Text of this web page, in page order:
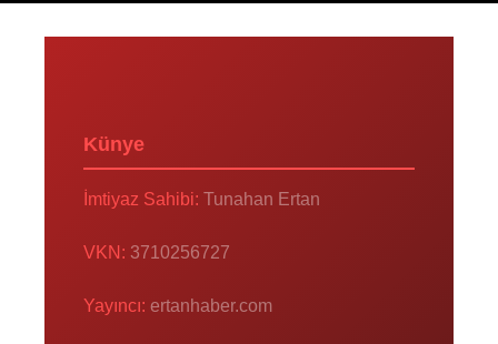
Künye
İmtiyaz Sahibi: Tunahan Ertan
VKN: 3710256727
Yayıncı: ertanhaber.com